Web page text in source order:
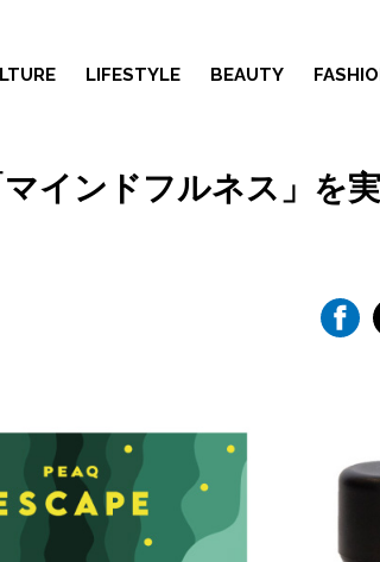
LIFESTYLE BEAUTY
インドフルネス」を